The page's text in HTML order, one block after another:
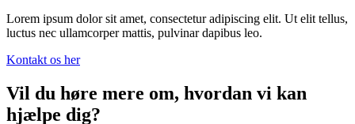
Lorem ipsum dolor sit amet, consectetur adipiscing elit. Ut elit tellus,
luctus nec ullamcorper mattis, pulvinar dapibus leo.
Kontakt os her
Vil du høre mere om, hvordan vi kan
hjælpe dig?